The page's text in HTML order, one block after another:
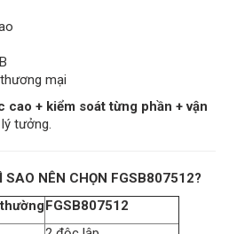
mại
cao + kiểm soát từng phần + vận
tưởng.
NÊN CHỌN FGSB807512?
FGSB807512